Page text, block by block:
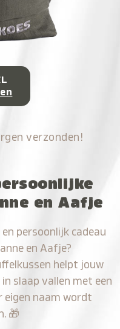
verzonden!
en Aafje
persoonlijk cadeau
en Aafje?
helpt jouw
slaap vallen met een
eigen naam wordt
🎁